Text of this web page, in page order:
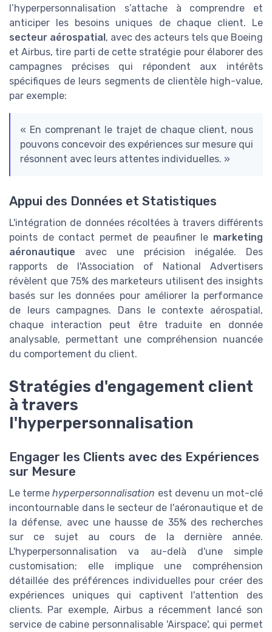
l’hyperpersonnalisation s’attache à comprendre et
anticiper les besoins uniques de chaque client. Le
secteur aérospatial, avec des acteurs tels que Boeing
et Airbus, tire parti de cette stratégie pour élaborer des
campagnes précises qui répondent aux intérêts
spécifiques de leurs segments de clientèle high-value,
par exemple:
« En comprenant le trajet de chaque client, nous
pouvons concevoir des expériences sur mesure qui
résonnent avec leurs attentes individuelles. »
Appui des Données et Statistiques
L'intégration de données récoltées à travers différents
points de contact permet de peaufiner le marketing
aéronautique avec une précision inégalée. Des
rapports de l'Association of National Advertisers
révèlent que 75% des marketeurs utilisent des insights
basés sur les données pour améliorer la performance
de leurs campagnes. Dans le contexte aérospatial,
chaque interaction peut être traduite en donnée
analysable, permettant une compréhension nuancée
du comportement du client.
Stratégies d'engagement client
à travers
l'hyperpersonnalisation
Engager les Clients avec des Expériences
sur Mesure
Le termehyperpersonnalisation est devenu un mot-clé
incontournable dans le secteur de l'aéronautique et de
la défense, avec une hausse de 35% des recherches
sur ce sujet au cours de la dernière année.
L'hyperpersonnalisation va au-delà d'une simple
customisation; elle implique une compréhension
détaillée des préférences individuelles pour créer des
expériences uniques qui captivent l'attention des
clients. Par exemple, Airbus a récemment lancé son
service de cabine personnalisable 'Airspace', qui permet